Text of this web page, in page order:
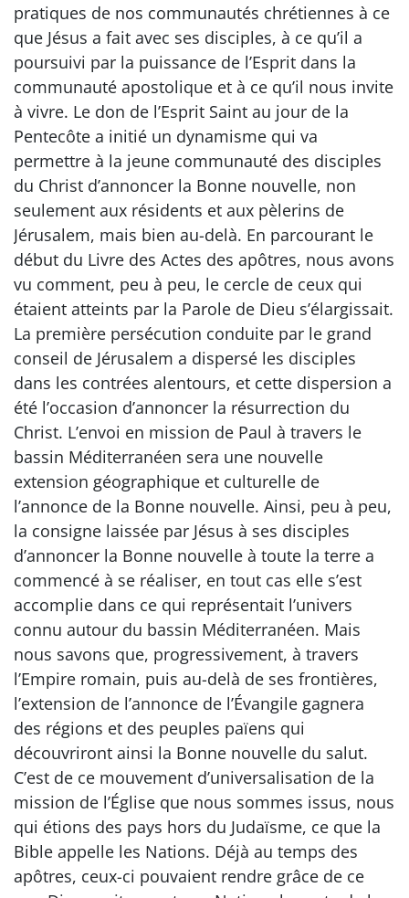
pratiques de nos communautés chrétiennes à ce
que Jésus a fait avec ses disciples, à ce qu’il a
poursuivi par la puissance de l’Esprit dans la
communauté apostolique et à ce qu’il nous invite
à vivre. Le don de l’Esprit Saint au jour de la
Pentecôte a initié un dynamisme qui va
permettre à la jeune communauté des disciples
du Christ d’annoncer la Bonne nouvelle, non
seulement aux résidents et aux pèlerins de
Jérusalem, mais bien au-delà. En parcourant le
début du Livre des Actes des apôtres, nous avons
vu comment, peu à peu, le cercle de ceux qui
étaient atteints par la Parole de Dieu s’élargissait.
La première persécution conduite par le grand
conseil de Jérusalem a dispersé les disciples
dans les contrées alentours, et cette dispersion a
été l’occasion d’annoncer la résurrection du
Christ. L’envoi en mission de Paul à travers le
bassin Méditerranéen sera une nouvelle
extension géographique et culturelle de
l’annonce de la Bonne nouvelle. Ainsi, peu à peu,
la consigne laissée par Jésus à ses disciples
d’annoncer la Bonne nouvelle à toute la terre a
commencé à se réaliser, en tout cas elle s’est
accomplie dans ce qui représentait l’univers
connu autour du bassin Méditerranéen. Mais
nous savons que, progressivement, à travers
l’Empire romain, puis au-delà de ses frontières,
l’extension de l’annonce de l’Évangile gagnera
des régions et des peuples païens qui
découvriront ainsi la Bonne nouvelle du salut.
C’est de ce mouvement d’universalisation de la
mission de l’Église que nous sommes issus, nous
qui étions des pays hors du Judaïsme, ce que la
Bible appelle les Nations. Déjà au temps des
apôtres, ceux-ci pouvaient rendre grâce de ce